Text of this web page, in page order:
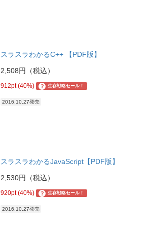
スラスラわかるC++ 【PDF版】
2,508円（税込）
912pt (40%) ? 生存戦略セール！
2016.10.27発売
スラスラわかるJavaScript【PDF版】
2,530円（税込）
920pt (40%) ? 生存戦略セール！
2016.10.27発売